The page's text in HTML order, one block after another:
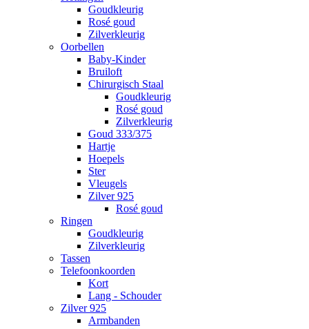
Goudkleurig
Rosé goud
Zilverkleurig
Oorbellen
Baby-Kinder
Bruiloft
Chirurgisch Staal
Goudkleurig
Rosé goud
Zilverkleurig
Goud 333/375
Hartje
Hoepels
Ster
Vleugels
Zilver 925
Rosé goud
Ringen
Goudkleurig
Zilverkleurig
Tassen
Telefoonkoorden
Kort
Lang - Schouder
Zilver 925
Armbanden